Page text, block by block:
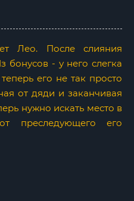
Лео. После слияния
бонусов - у него слегка
его не так просто
от дяди и заканчивая
нужно искать место в
преследующего его